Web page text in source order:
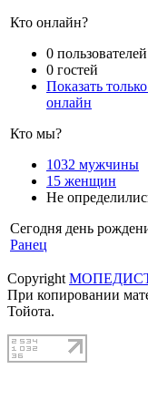
Кто онлайн?
0 пользователей
0 гостей
Показать
онлайн
Кто мы?
1032 мужчины
15 женщин
Не
Сегодня день
Ранец
Copyright
При копировании
Тойота.